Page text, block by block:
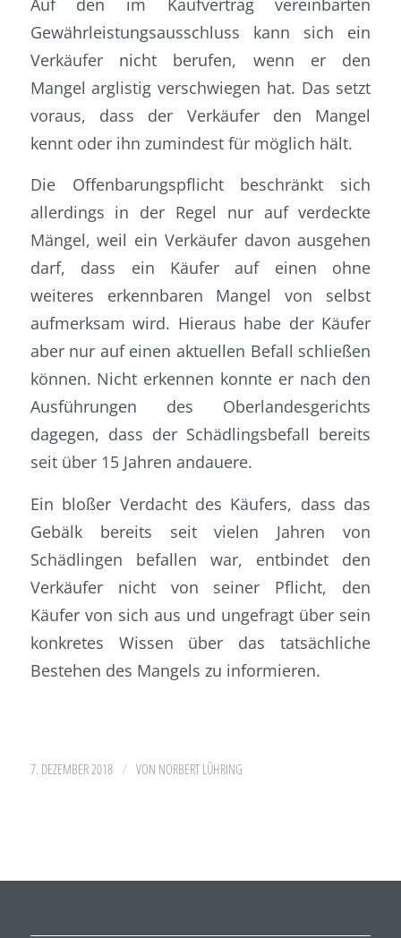
Gewährleistungsausschluss kann sich ein
Verkäufer nicht berufen, wenn er den
Mangel arglistig verschwiegen hat. Das setzt
voraus, dass der Verkäufer den Mangel
kennt oder ihn zumindest für möglich hält.
Die Offenbarungspflicht beschränkt sich
allerdings in der Regel nur auf verdeckte
Mängel, weil ein Verkäufer davon ausgehen
darf, dass ein Käufer auf einen ohne
weiteres erkennbaren Mangel von selbst
aufmerksam wird. Hieraus habe der Käufer
aber nur auf einen aktuellen Befall schließen
können. Nicht erkennen konnte er nach den
Ausführungen des Oberlandesgerichts
dagegen, dass der Schädlingsbefall bereits
seit über 15 Jahren andauere.
Ein bloßer Verdacht des Käufers, dass das
Gebälk bereits seit vielen Jahren von
Schädlingen befallen war, entbindet den
Verkäufer nicht von seiner Pflicht, den
Käufer von sich aus und ungefragt über sein
konkretes Wissen über das tatsächliche
Bestehen des Mangels zu informieren.
7. DEZEMBER 2018 / VON NORBERT LÜHRING